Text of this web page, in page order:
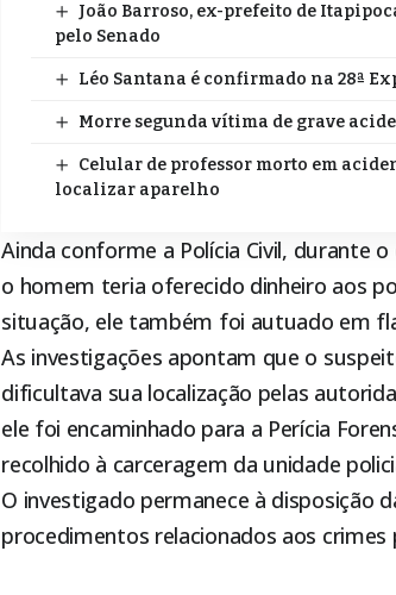
João Barroso, ex-prefeito de
pelo Senado
Léo Santana é confirmado na 28ª
Morre segunda vítima de grave
Celular de professor morto em
localizar aparelho
Ainda conforme a Polícia Civil, durante
o homem teria oferecido dinheiro aos
situação, ele também foi autuado em
As investigações apontam que o
dificultava sua localização pelas
ele foi encaminhado para a Perícia
recolhido à carceragem da unidade
O investigado permanece à disposição
procedimentos relacionados aos crimes